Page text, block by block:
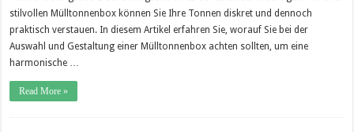
stilvollen Mülltonnenbox können Sie Ihre Tonnen diskret und dennoch
praktisch verstauen. In diesem Artikel erfahren Sie, worauf Sie bei der
Auswahl und Gestaltung einer Mülltonnenbox achten sollten, um eine
harmonische …
Read More »